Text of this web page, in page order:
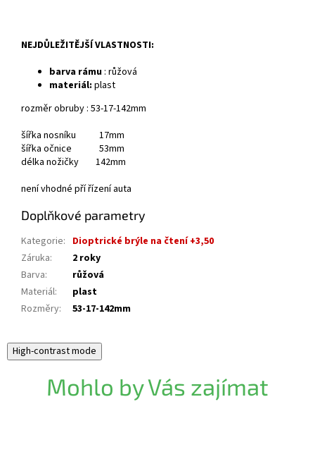
NEJDŮLEŽITĚJŠÍ VLASTNOSTI:
barva rámu : růžová
materiál: plast
rozměr obruby : 53-17-142mm
šířka nosníku 17mm
šířka očnice 53mm
délka nožičky 142mm
není vhodné pří řízení auta
Doplňkové parametry
Kategorie: Dioptrické brýle na čtení +3,50
Záruka:
2 roky
Barva:
růžová
Materiál:
plast
Rozměry: 53-17-142mm
High-contrast mode
Mohlo by Vás zajímat